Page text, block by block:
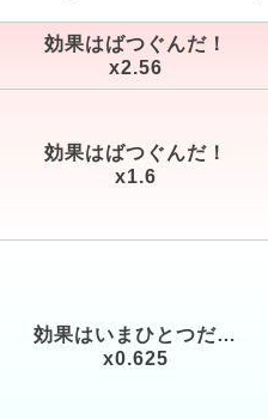
効果はばつぐんだ！
x2.56
効果はばつぐんだ！
x1.6
効果はいまひとつだ…
x0.625